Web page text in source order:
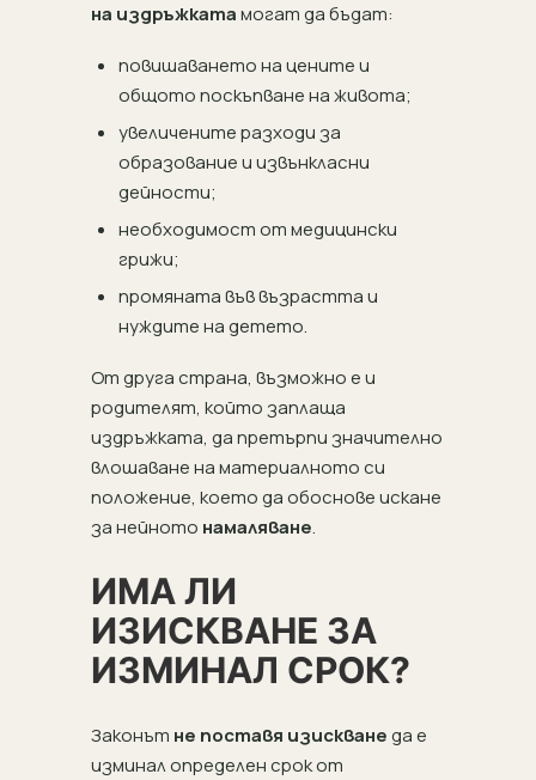
на издръжкатамогат да бъдат:
повишаването на цените и
общото поскъпване на живота;
увеличените разходи за
образование и извънкласни
дейности;
необходимост от медицински
грижи;
промяната във възрастта и
нуждите на детето.
От друга страна, възможно е и
родителят, който заплаща
издръжката, да претърпи значително
влошаване на материалното си
положение, което да обоснове искане
за нейното намаляване.
ИМА ЛИ
ИЗИСКВАНЕ ЗА
ИЗМИНАЛ СРОК?
Законът не поставя изискванеда е
изминал определен срок от